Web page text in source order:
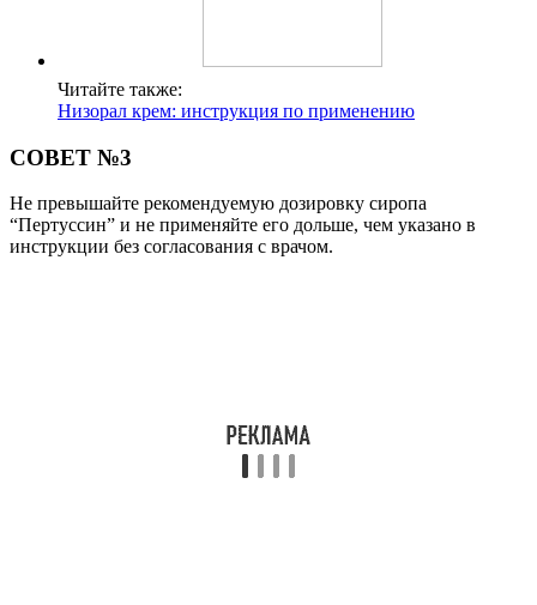
Читайте также:
Низорал крем: инструкция по применению
СОВЕТ №3
Не превышайте рекомендуемую дозировку сиропа
“Пертуссин” и не применяйте его дольше, чем указано в
инструкции без согласования с врачом.